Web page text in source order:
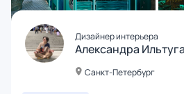
Дизайнер интерьера
Александра
Санкт-Петербург